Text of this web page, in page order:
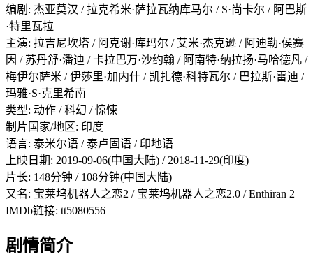
编剧: 杰亚莫汉 / 拉克希米·萨拉瓦纳库马尔 / S·尚卡尔 / 阿巴斯
·特里瓦拉
主演: 拉吉尼坎塔 / 阿克谢·库玛尔 / 艾米·杰克逊 / 阿迪勒·侯赛
因 / 苏丹舒·潘迪 / 卡拉巴万·沙约翰 / 阿南特·纳拉扬·马哈德凡 /
梅伊尔萨米 / 伊莎里·加内什 / 凯扎德·科特瓦尔 / 巴拉斯·雷迪 /
玛雅·S·克里希南
类型: 动作 / 科幻 / 惊悚
制片国家/地区: 印度
语言: 泰米尔语 / 泰卢固语 / 印地语
上映日期: 2019-09-06(中国大陆) / 2018-11-29(印度)
片长: 148分钟 / 108分钟(中国大陆)
又名: 宝莱坞机器人之恋2 / 宝莱坞机器人之恋2.0 / Enthiran 2
IMDb链接: tt5080556
剧情简介